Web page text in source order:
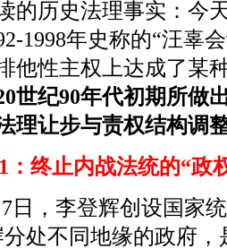
的历史法理事实：今
1998年史称的“汪辜
他性主权上达成了某
世纪90年代初期所做
理让步与责权结构调
：终止内战法统的“政
日，李登辉创设国家
处不同地缘的政府